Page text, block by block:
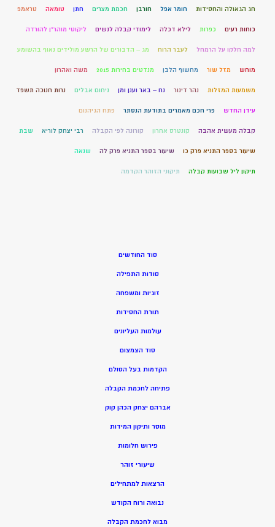
חג הגאולה והחסידות חומר אפל חורבן חכמת מצרים חתן טומאה טראמפ
כוחות רעים כפרות לילא דכלה לימודי קבלה לנשים ליקוטי מוהר"ן להורדה
למה חלקו על הרמחל לעבר הרוח מג – הדבורים של הרשע מולידים נאוף בהשומע
מוחש מזל שור מחשוף הלבן מנדטים בחירות 2015 משה ואהרון
משמעות המזלות נהר דינור נח – באר וענן ומן ניחום אבלים נרות חנוכה תשפד
עידן החדש פרי חכם מאמרים בתודעת הנסתר פתח הגיהנום
קבלה מעשית אהבה קונטרס אחרון קורונה לפי הקבלה רבי יצחק לוריא שבת
שיעור בספר התניא פרק כו שיעור בספר התניא פרק לה שנאה
תיקון ליל שבועות קבלה תיקוני הזוהר הקדמה
סוד החודשים
סודות התפילה
זוגיות ומשפחה
תורת החסידות
עולמות העליונים
סוד הצמצום
הקדמות בעל הסולם
פתיחה לחכמת הקבלה
אברהם יצחק הכהן קוק
מוסר ותיקון המידות
פירוש חלומות
שיעורי זוהר
הרצאות למתחילים
נבואה ורוח הקודש
מבוא לחכמת הקבלה